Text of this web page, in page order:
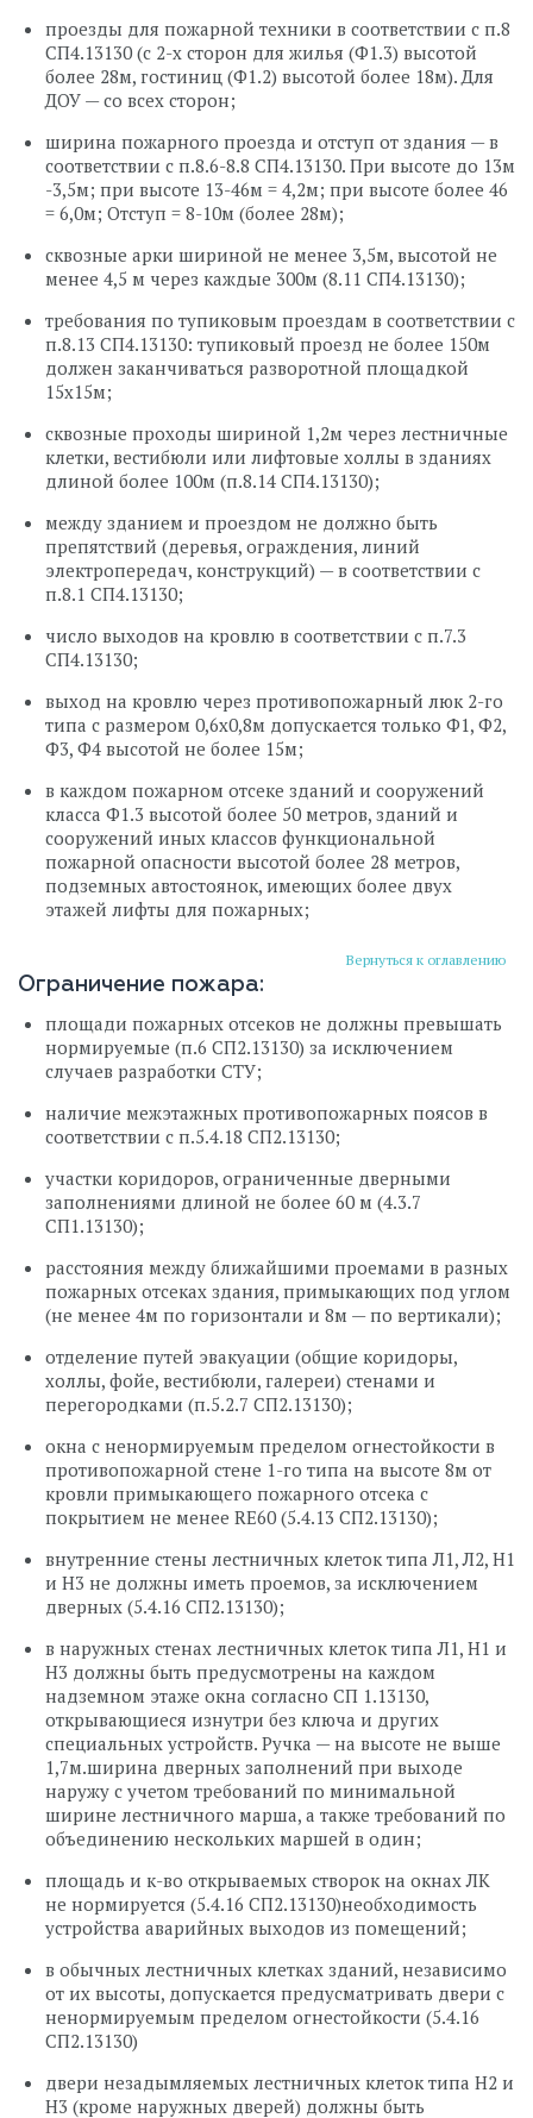
проезды для пожарной техники в соответствии с п.8
СП4.13130 (с 2-х сторон для жилья (Ф1.3) высотой
более 28м, гостиниц (Ф1.2) высотой более 18м). Для
ДОУ — со всех сторон;
ширина пожарного проезда и отступ от здания — в
соответствии с п.8.6-8.8 СП4.13130. При высоте до 13м
-3,5м; при высоте 13-46м = 4,2м; при высоте более 46
= 6,0м; Отступ = 8-10м (более 28м);
сквозные арки шириной не менее 3,5м, высотой не
менее 4,5 м через каждые 300м (8.11 СП4.13130);
требования по тупиковым проездам в соответствии с
п.8.13 СП4.13130: тупиковый проезд не более 150м
должен заканчиваться разворотной площадкой
15х15м;
сквозные проходы шириной 1,2м через лестничные
клетки, вестибюли или лифтовые холлы в зданиях
длиной более 100м (п.8.14 СП4.13130);
между зданием и проездом не должно быть
препятствий (деревья, ограждения, линий
электропередач, конструкций) — в соответствии с
п.8.1 СП4.13130;
число выходов на кровлю в соответствии с п.7.3
СП4.13130;
выход на кровлю через противопожарный люк 2-го
типа с размером 0,6х0,8м допускается только Ф1, Ф2,
Ф3, Ф4 высотой не более 15м;
в каждом пожарном отсеке зданий и сооружений
класса Ф1.3 высотой более 50 метров, зданий и
сооружений иных классов функциональной
пожарной опасности высотой более 28 метров,
подземных автостоянок, имеющих более двух
этажей лифты для пожарных;
Вернуться к оглавлению
Ограничение пожара:
площади пожарных отсеков не должны превышать
нормируемые (п.6 СП2.13130) за исключением
случаев разработки СТУ;
наличие межэтажных противопожарных поясов в
соответствии с п.5.4.18 СП2.13130;
участки коридоров, ограниченные дверными
заполнениями длиной не более 60 м (4.3.7
СП1.13130);
расстояния между ближайшими проемами в разных
пожарных отсеках здания, примыкающих под углом
(не менее 4м по горизонтали и 8м — по вертикали);
отделение путей эвакуации (общие коридоры,
холлы, фойе, вестибюли, галереи) стенами и
перегородками (п.5.2.7 СП2.13130);
окна с ненормируемым пределом огнестойкости в
противопожарной стене 1-го типа на высоте 8м от
кровли примыкающего пожарного отсека с
покрытием не менее RE60 (5.4.13 СП2.13130);
внутренние стены лестничных клеток типа Л1, Л2, Н1
и Н3 не должны иметь проемов, за исключением
дверных (5.4.16 СП2.13130);
в наружных стенах лестничных клеток типа Л1, Н1 и
Н3 должны быть предусмотрены на каждом
надземном этаже окна согласно СП 1.13130,
открывающиеся изнутри без ключа и других
специальных устройств. Ручка — на высоте не выше
1,7м.ширина дверных заполнений при выходе
наружу с учетом требований по минимальной
ширине лестничного марша, а также требований по
объединению нескольких маршей в один;
площадь и к-во открываемых створок на окнах ЛК
не нормируется (5.4.16 СП2.13130)необходимость
устройства аварийных выходов из помещений;
в обычных лестничных клетках зданий, независимо
от их высоты, допускается предусматривать двери с
ненормируемым пределом огнестойкости (5.4.16
СП2.13130)
двери незадымляемых лестничных клеток типа Н2 и
Н3 (кроме наружных дверей) должны быть